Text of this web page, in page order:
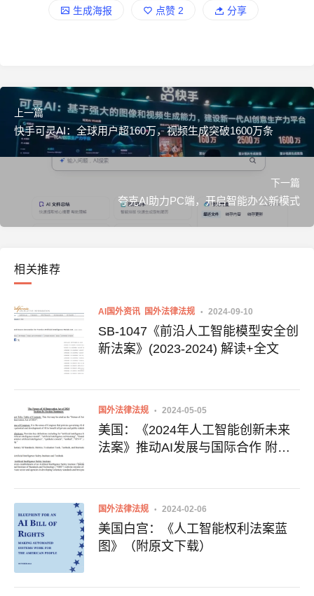
生成海报 点赞 2 分享
上一篇
快手可灵AI：全球用户超160万，视频生成突破1600万条
下一篇
夸克AI助力PC端，开启智能办公新模式
相关推荐
AI国外资讯 国外法律法规 2024-09-10
SB-1047《前沿人工智能模型安全创
新法案》(2023-2024) 解读+全文
国外法律法规 2024-05-05
美国：《2024年人工智能创新未来
法案》推动AI发展与国际合作 附全
国外法律法规 2024-02-06
美国白宫：《人工智能权利法案蓝
图》（附原文下载）